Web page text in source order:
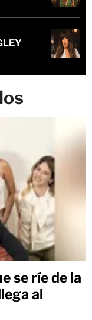
se ríe de la
al